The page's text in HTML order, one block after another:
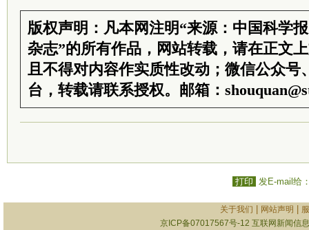
版权声明：凡本网注明“来源：中国科学
杂志”的所有作品，网站转载，请在正文
且不得对内容作实质性改动；微信公众号
台，转载请联系授权。邮箱：
打印 发E-mail给
关于我们 网站声明
京ICP备07017567号-12 互联网新闻信